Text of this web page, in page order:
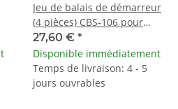
Jeu de balais de démarreur
(4 pièces) CBS-106 pour
Yamaha XS 650 / SE # 75–83
27,60 € *
Disponible immédiatement
Temps de livraison: 4 - 5
jours ouvrables